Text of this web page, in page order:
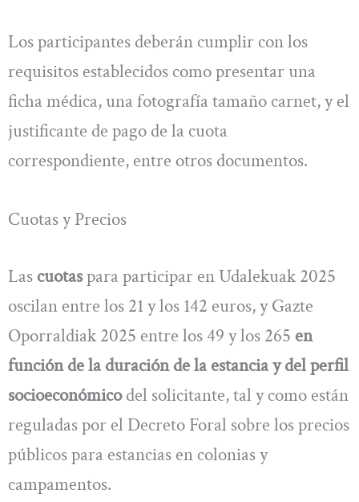
Los participantes deberán cumplir con los
requisitos establecidos como presentar una
ficha médica, una fotografía tamaño carnet, y el
justificante de pago de la cuota
correspondiente, entre otros documentos.
Cuotas y Precios
Las cuotaspara participar en Udalekuak 2025
oscilan entre los 21 y los 142 euros, y Gazte
Oporraldiak 2025 entre los 49 y los 265 en
función de la duración de la estancia y del perfil
socioeconómicodel solicitante, tal y como están
reguladas por el Decreto Foral sobre los precios
públicos para estancias en colonias y
campamentos.